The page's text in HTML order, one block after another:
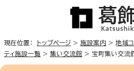
現在位置： トップページ > 施設案内 > 地域
ティ施設一覧 > 集い交流館 > 宝町集い交流